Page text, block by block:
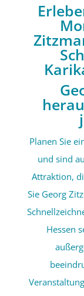
Planen Sie
und sind
Attraktion,
Sie Georg
Hessen